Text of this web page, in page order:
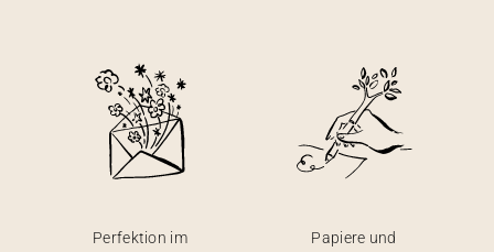
Perfektion im
Papiere und